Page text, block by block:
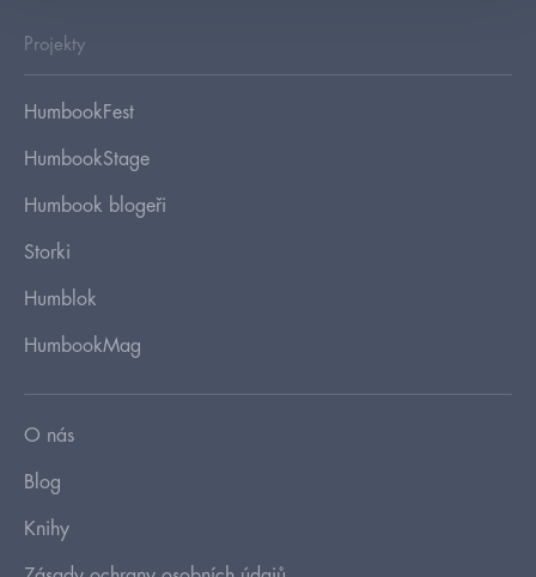
Projekty
HumbookFest
HumbookStage
Humbook blogeři
Storki
Humblok
HumbookMag
O nás
Blog
Knihy